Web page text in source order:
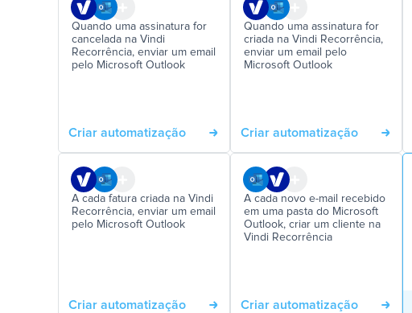
Quando uma assinatura for
cancelada na Vindi
Recorrência, enviar um email
pelo Microsoft Outlook
Criar automatização
Quando uma assinatura for
criada na Vindi Recorrência,
enviar um email pelo
Microsoft Outlook
Criar automatização
A cada fatura criada na Vindi
Recorrência, enviar um email
pelo Microsoft Outlook
Criar automatização
A cada novo e-mail recebido
em uma pasta do Microsoft
Outlook, criar um cliente na
Vindi Recorrência
Criar automatização